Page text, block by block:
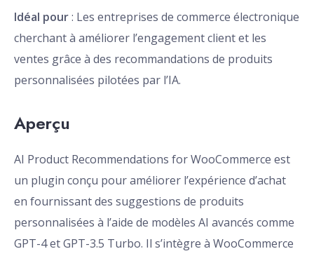
Idéal pour: Les entreprises de commerce électronique
cherchant à améliorer l’engagement client et les
ventes grâce à des recommandations de produits
personnalisées pilotées par l’IA.
Aperçu
AI Product Recommendations for WooCommerce est
un plugin conçu pour améliorer l’expérience d’achat
en fournissant des suggestions de produits
personnalisées à l’aide de modèles AI avancés comme
GPT-4 et GPT-3.5 Turbo. Il s’intègre à WooCommerce